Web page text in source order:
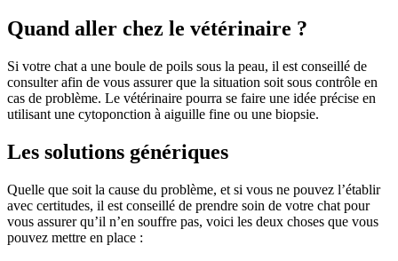
Quand aller chez le vétérinaire ?
Si votre chat a une boule de poils sous la peau, il est conseillé de
consulter afin de vous assurer que la situation soit sous contrôle en
cas de problème. Le vétérinaire pourra se faire une idée précise en
utilisant une cytoponction à aiguille fine ou une biopsie.
Les solutions génériques
Quelle que soit la cause du problème, et si vous ne pouvez l’établir
avec certitudes, il est conseillé de prendre soin de votre chat pour
vous assurer qu’il n’en souffre pas, voici les deux choses que vous
pouvez mettre en place :